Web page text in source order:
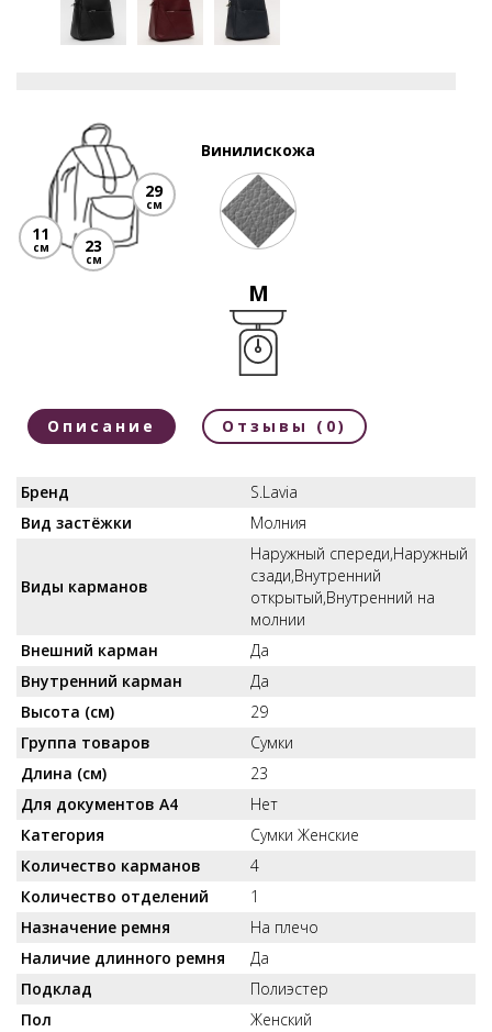
11
см
29
см
23
см
Винилискожа
M
Описание Отзывы (0)
Бренд
S.Lavia
Вид застёжки
Молния
Виды карманов
Наружный спереди,Наружный
сзади,Внутренний
открытый,Внутренний на
молнии
Внешний карман
Да
Внутренний карман
Да
Высота (см)
29
Группа товаров
Сумки
Длина (см)
23
Для документов А4
Нет
Категория
Сумки Женские
Количество карманов
4
Количество отделений
1
Назначение ремня
На плечо
Наличие длинного ремня
Да
Подклад
Полиэстер
Пол
Женский